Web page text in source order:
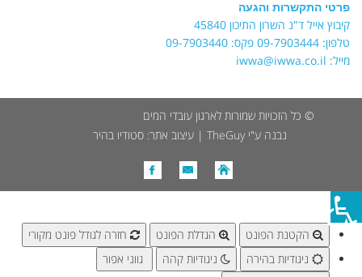
פרטי התקשרות והגעה
קיבוץ אייל ד"נ השרון התיכון 45840
טלפון: 09-7903444 פקס: 09-7903440
מייל: iwwa@iwwa.co.il
© כל הזכויות שמורות לארגון עובדי המים
נבנה ע"י TheGuy | עיצוב אתר: סטודיו בהיר
הקטנת הפונט הגדלת הפונט
חזרה לגודל פונט מקורי
ניגודיות בהירה
ניגודיות קהה
גווני אפור